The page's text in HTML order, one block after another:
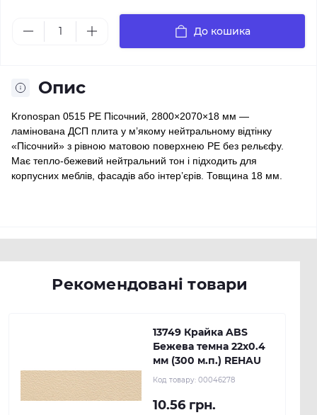
До кошика
Опис
Kronospan 0515 PE Пісочний, 2800×2070×18 мм —
ламінована ДСП плита у м’якому нейтральному відтінку
«Пісочний» з рівною матовою поверхнею PE без рельєфу.
Має тепло-бежевий нейтральний тон і підходить для
корпусних меблів, фасадів або інтер’єрів. Товщина 18 мм.
Рекомендовані товари
13749 Крайка ABS
Бежева темна 22х0.4
мм (300 м.п.) REHAU
Код товару: 00046278
10.56 грн.